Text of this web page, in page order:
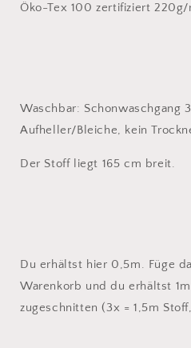
Öko-Tex 100 zertifiziert 220g/
Waschbar: Schonwaschgang
Aufheller/Bleiche, kein
Der Stoff liegt 165 cm breit.
Du erhältst hier 0,5m. Füge
Warenkorb und du erhältst
zugeschnitten (3x = 1,5m